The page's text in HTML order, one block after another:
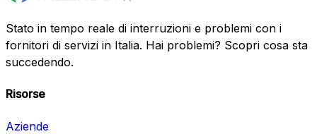
Stato in tempo reale di interruzioni e problemi con i
fornitori di servizi in Italia. Hai problemi? Scopri cosa sta
succedendo.
Risorse
Aziende